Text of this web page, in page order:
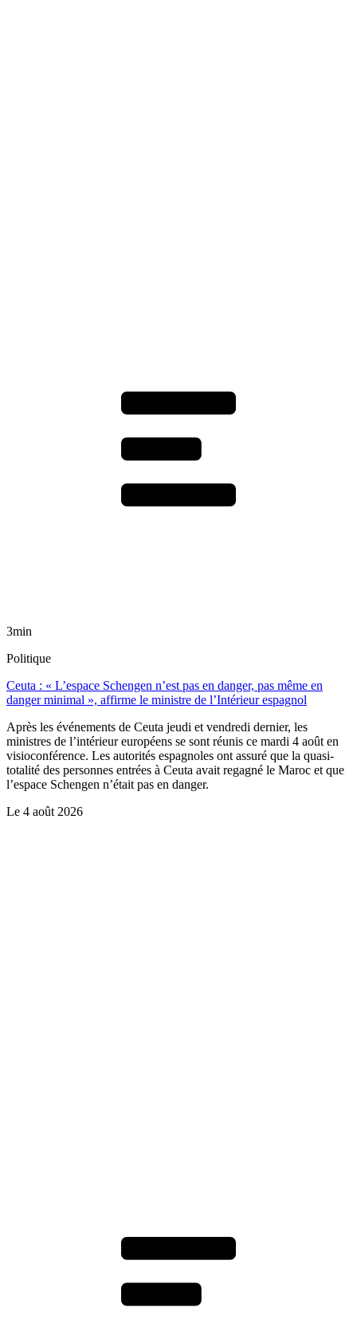
3min
Politique
Ceuta : « L’espace Schengen n’est pas en danger, pas même en
danger minimal », affirme le ministre de l’Intérieur espagnol
Après les événements de Ceuta jeudi et vendredi dernier, les
ministres de l’intérieur européens se sont réunis ce mardi 4 août en
visioconférence. Les autorités espagnoles ont assuré que la quasi-
totalité des personnes entrées à Ceuta avait regagné le Maroc et que
l’espace Schengen n’était pas en danger.
Le 4 août 2026